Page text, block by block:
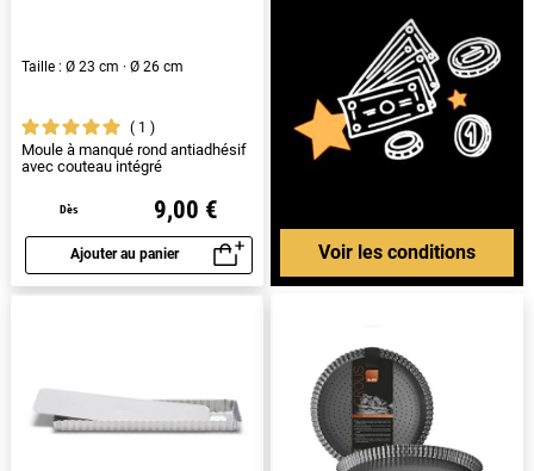
Taille : Ø 23 cm · Ø 26 cm
1
Moule à manqué rond antiadhésif
avec couteau intégré
Dès 9,00 €
Ajouter au panier
Aperçu rapide
Voir les conditions